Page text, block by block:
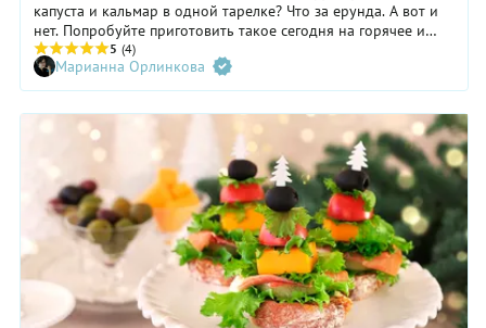
капуста и кальмар в одной тарелке? Что за ерунда. А вот и
нет. Попробуйте приготовить такое сегодня на горячее и
удивитесь. На закуску – так и быть, предлагаем
традиционное, культовое: ветчинные рулетики с яичным
салатом. Приятных кулинарных впечатлений!
5 (4)
Марианна Орлинкова